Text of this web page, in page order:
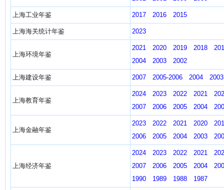
上海工业年鉴 2017 2016 2015
上海海关统计年鉴 2023
上海环境年鉴
2021 2020 2019 2018
2004
2003 2002
上海建设年鉴 2007 2005-2006 2004 2003
上海教育年鉴
2024 2023 2022 2021
2007
2006 2005 2004
上海金融年鉴
2023 2022 2021 2020
2006
2005 2004 2003
上海经济年鉴
2024 2023 2022 2021
2007
2006 2005 2004
1990
1989 1988 1987